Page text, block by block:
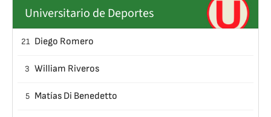
Universitario de Deportes
21 Diego Romero
3 William Riveros
5 Matías Di Benedetto